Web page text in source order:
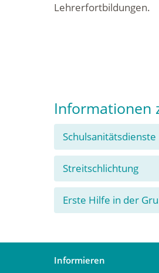
Lehrerfortbildungen.
Informationen
Schulsanitätsdienste
Streitschlichtung
Erste Hilfe in der
Informieren